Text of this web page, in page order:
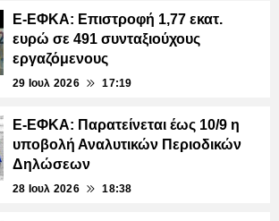
E-ΕΦΚΑ: Επιστροφή 1,77 εκατ.
ευρώ σε 491 συνταξιούχους
εργαζόμενους
29 Ιουλ 2026 17:19
E-ΕΦΚΑ: Παρατείνεται έως 10/9 η
υποβολή Αναλυτικών Περιοδικών
Δηλώσεων
28 Ιουλ 2026 18:38